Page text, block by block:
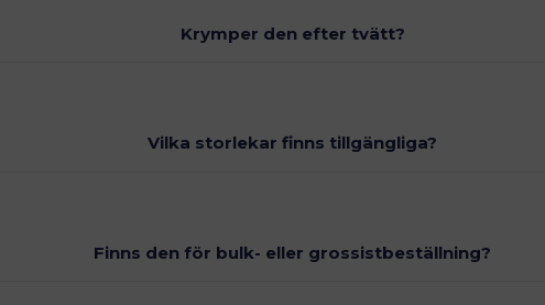
Krymper den efter tvätt?
Vilka storlekar finns tillgängliga?
Finns den för bulk- eller grossistbeställning?